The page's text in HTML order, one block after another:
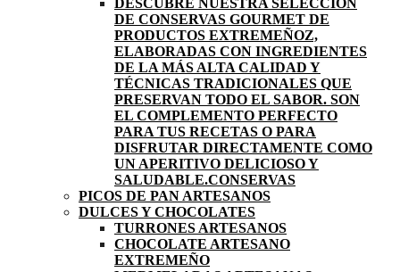
DE CONSERVAS GOURMET DE
PRODUCTOS EXTREMEÑOZ,
ELABORADAS CON INGREDIENTES
DE LA MÁS ALTA CALIDAD Y
TÉCNICAS TRADICIONALES QUE
PRESERVAN TODO EL SABOR. SON
EL COMPLEMENTO PERFECTO
PARA TUS RECETAS O PARA
DISFRUTAR DIRECTAMENTE COMO
UN APERITIVO DELICIOSO Y
SALUDABLE.CONSERVAS
PICOS DE PAN ARTESANOS
DULCES Y CHOCOLATES
TURRONES ARTESANOS
CHOCOLATE ARTESANO
EXTREMEÑO